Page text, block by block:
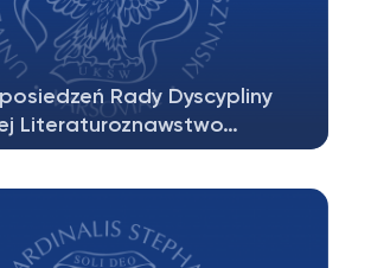
Rady Dyscypliny
Literaturoznawstwo…
19 stycznia 2026…